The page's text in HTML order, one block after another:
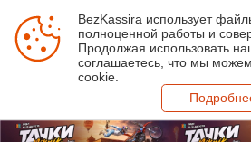
BezKassira использует
полноценной работы и
Продолжая использовать
соглашаетесь, что мы
cookie.